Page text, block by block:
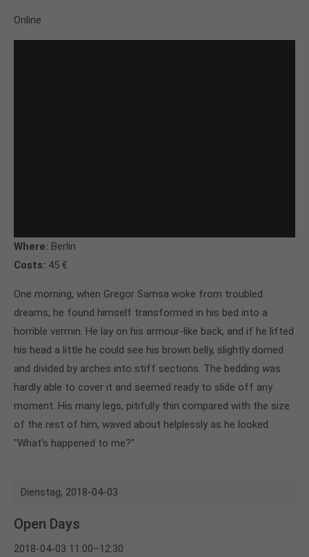
Online
Where: Berlin
Costs: 45 €
One morning, when Gregor Samsa woke from troubled
dreams, he found himself transformed in his bed into a
horrible vermin. He lay on his armour-like back, and if he lifted
his head a little he could see his brown belly, slightly domed
and divided by arches into stiff sections. The bedding was
hardly able to cover it and seemed ready to slide off any
moment. His many legs, pitifully thin compared with the size
of the rest of him, waved about helplessly as he looked.
"What's happened to me?"
Dienstag, 2018-04-03
Open Days
2018-04-03 11:00–12:30